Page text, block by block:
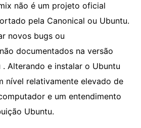
não é um projeto oficial
pela Canonical ou Ubuntu.
novos bugs ou
documentados na versão
Alterando e instalar o Ubuntu
nível relativamente elevado de
e um entendimento
Ubuntu.